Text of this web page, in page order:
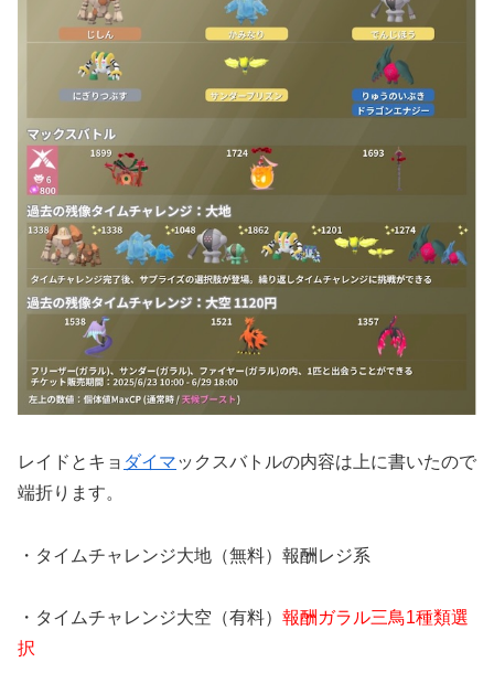
レイドとキョ ダイマックスバトルの内容は上に書いたので
端折ります。
・タイムチャレンジ大地（無料）報酬レジ系
・タイムチャレンジ大空（有料） 報酬ガラル三鳥1種類選
択